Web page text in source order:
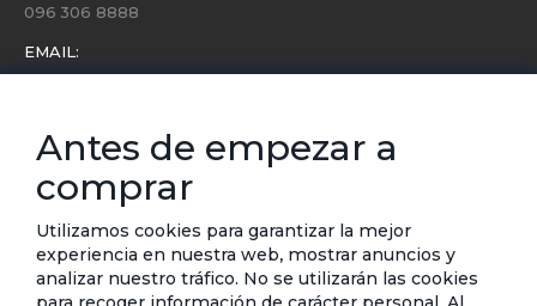
096 306 8888
EMAIL:
Conoce toda la información sobre últimas colecciones,
eventos y ofertas.
Subscríbete a nuestro newsletter
SUSCRIBIRSE
Antes de empezar a
comprar
Utilizamos cookies para garantizar la mejor
experiencia en nuestra web, mostrar anuncios y
analizar nuestro tráfico. No se utilizarán las cookies